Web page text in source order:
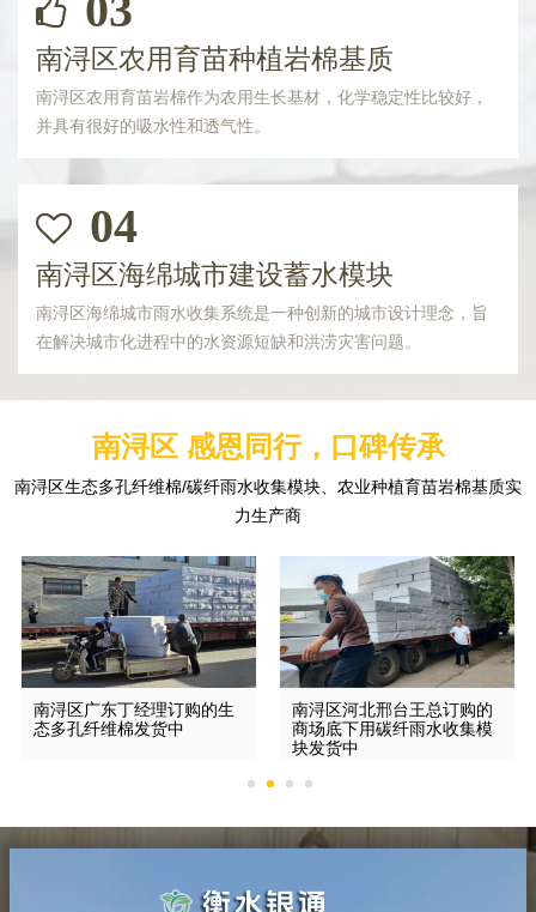
南浔区农用育苗种植岩棉基质
南浔区农用育苗岩棉作为农用生长基材，化学稳定性比较好，
并具有很好的吸水性和透气性。
04
南浔区海绵城市建设蓄水模块
南浔区海绵城市雨水收集系统是一种创新的城市设计理念，旨
在解决城市化进程中的水资源短缺和洪涝灾害问题。
南浔区 感恩同行，口碑传承
南浔区生态多孔纤维棉/碳纤雨水收集模块、农业种植育苗岩棉基质实
力生产商
南浔区广东丁经理订购的生
态多孔纤维棉发货中
南浔区河北邢台王总订购的
商场底下用碳纤雨水收集模
块发货中